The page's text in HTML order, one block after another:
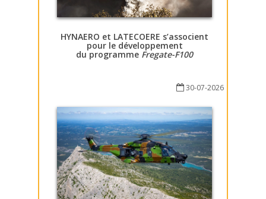
HYNAERO et LATECOERE s’associent
pour le développement
du programme Fregate-F100
30-07-2026